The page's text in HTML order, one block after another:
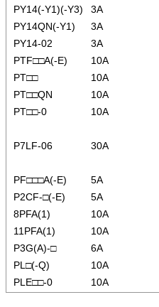
PY14(-Y1)(-Y3)
3A
PY14QN(-Y1)
3A
PY14-02
3A
PTF□□A(-E)
10A
PT□□
10A
PT□□QN
10A
PT□□-0
10A
P7LF-06 30A
PF□□□A(-E)
5A
P2CF-□(-E)
5A
8PFA(1)
10A
11PFA(1)
10A
P3G(A)-□
6A
PL□(-Q)
10A
PLE□□-0
10A